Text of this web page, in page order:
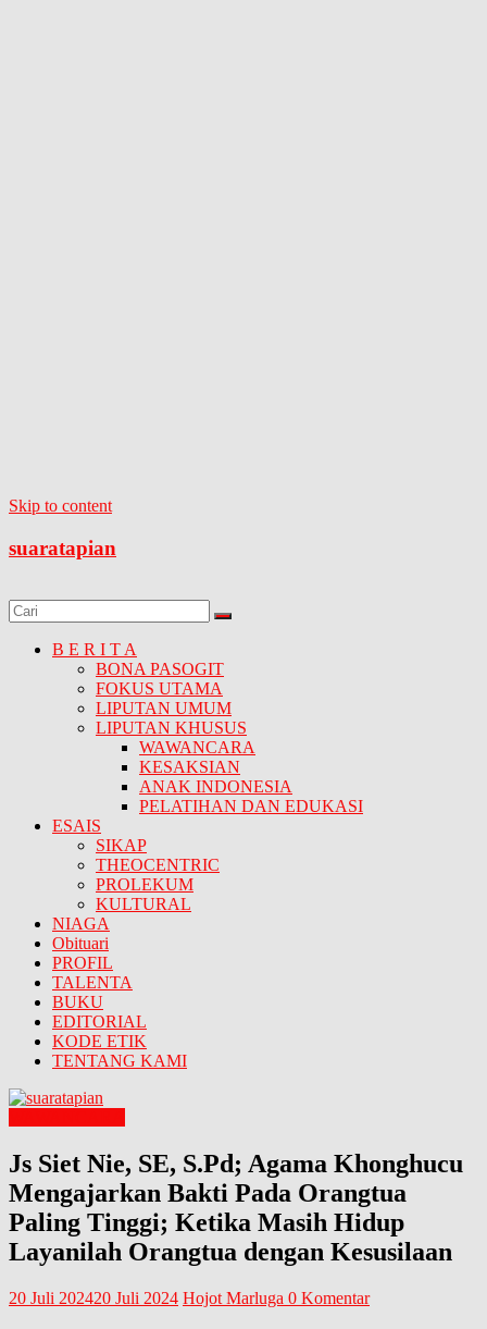
Skip to content
suaratapian
B E R I T A
BONA PASOGIT
FOKUS UTAMA
LIPUTAN UMUM
LIPUTAN KHUSUS
WAWANCARA
KESAKSIAN
ANAK INDONESIA
PELATIHAN DAN EDUKASI
ESAIS
SIKAP
THEOCENTRIC
PROLEKUM
KULTURAL
NIAGA
Obituari
PROFIL
TALENTA
BUKU
EDITORIAL
KODE ETIK
TENTANG KAMI
Js Siet Nie, SE, S.Pd; Agama Khonghucu
Mengajarkan Bakti Pada Orangtua
Paling Tinggi; Ketika Masih Hidup
Layanilah Orangtua dengan Kesusilaan
20 Juli 202420 Juli 2024 Hojot Marluga 0 Komentar